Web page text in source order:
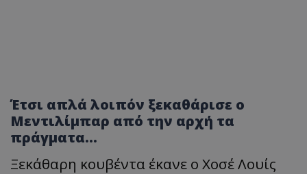
Έτσι απλά λοιπόν ξεκαθάρισε ο
Μεντιλίμπαρ από την αρχή τα
πράγματα...
Ξεκάθαρη κουβέντα έκανε ο Χοσέ Λουίς